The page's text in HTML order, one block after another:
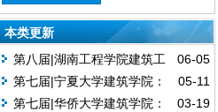
本类更新
06-05
第八届|湖南工程学院建筑工
程学院：绿建焕能—基于多能协调
的教学建筑低碳重塑
05-11
第七届|宁夏大学建筑学院：
陶复陶穴，青山窑塑——传统智慧
03-19
第七届|华侨大学建筑学院：